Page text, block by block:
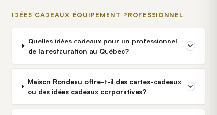
IDÉES CADEAUX ÉQUIPEMENT PROFESSIONNEL
Quelles idées cadeaux pour un professionnel
de la restauration au Québec?
Maison Rondeau offre-t-il des cartes-cadeaux
ou des idées cadeaux corporatives?